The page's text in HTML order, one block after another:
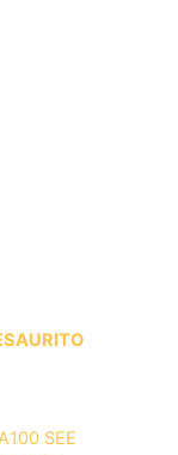
SEE